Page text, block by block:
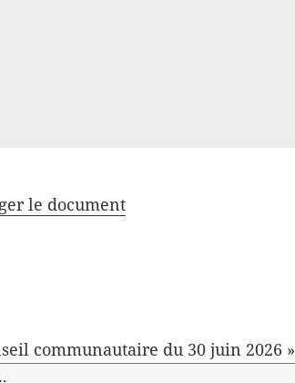
le document
communautaire du 30 juin 2026 »